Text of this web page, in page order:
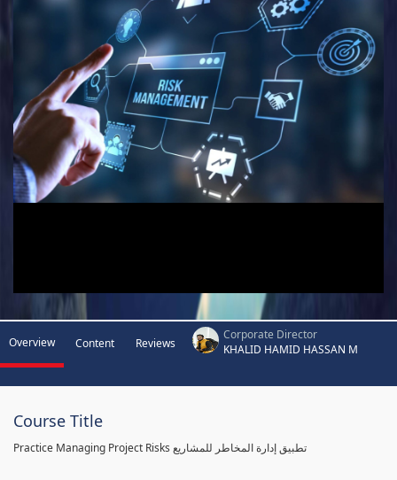
Overview Content Reviews
Corporate Director
KHALID HAMID HASSAN M
Course Title
Practice Managing Project Risks تطبيق إدارة المخاطر للمشاريع